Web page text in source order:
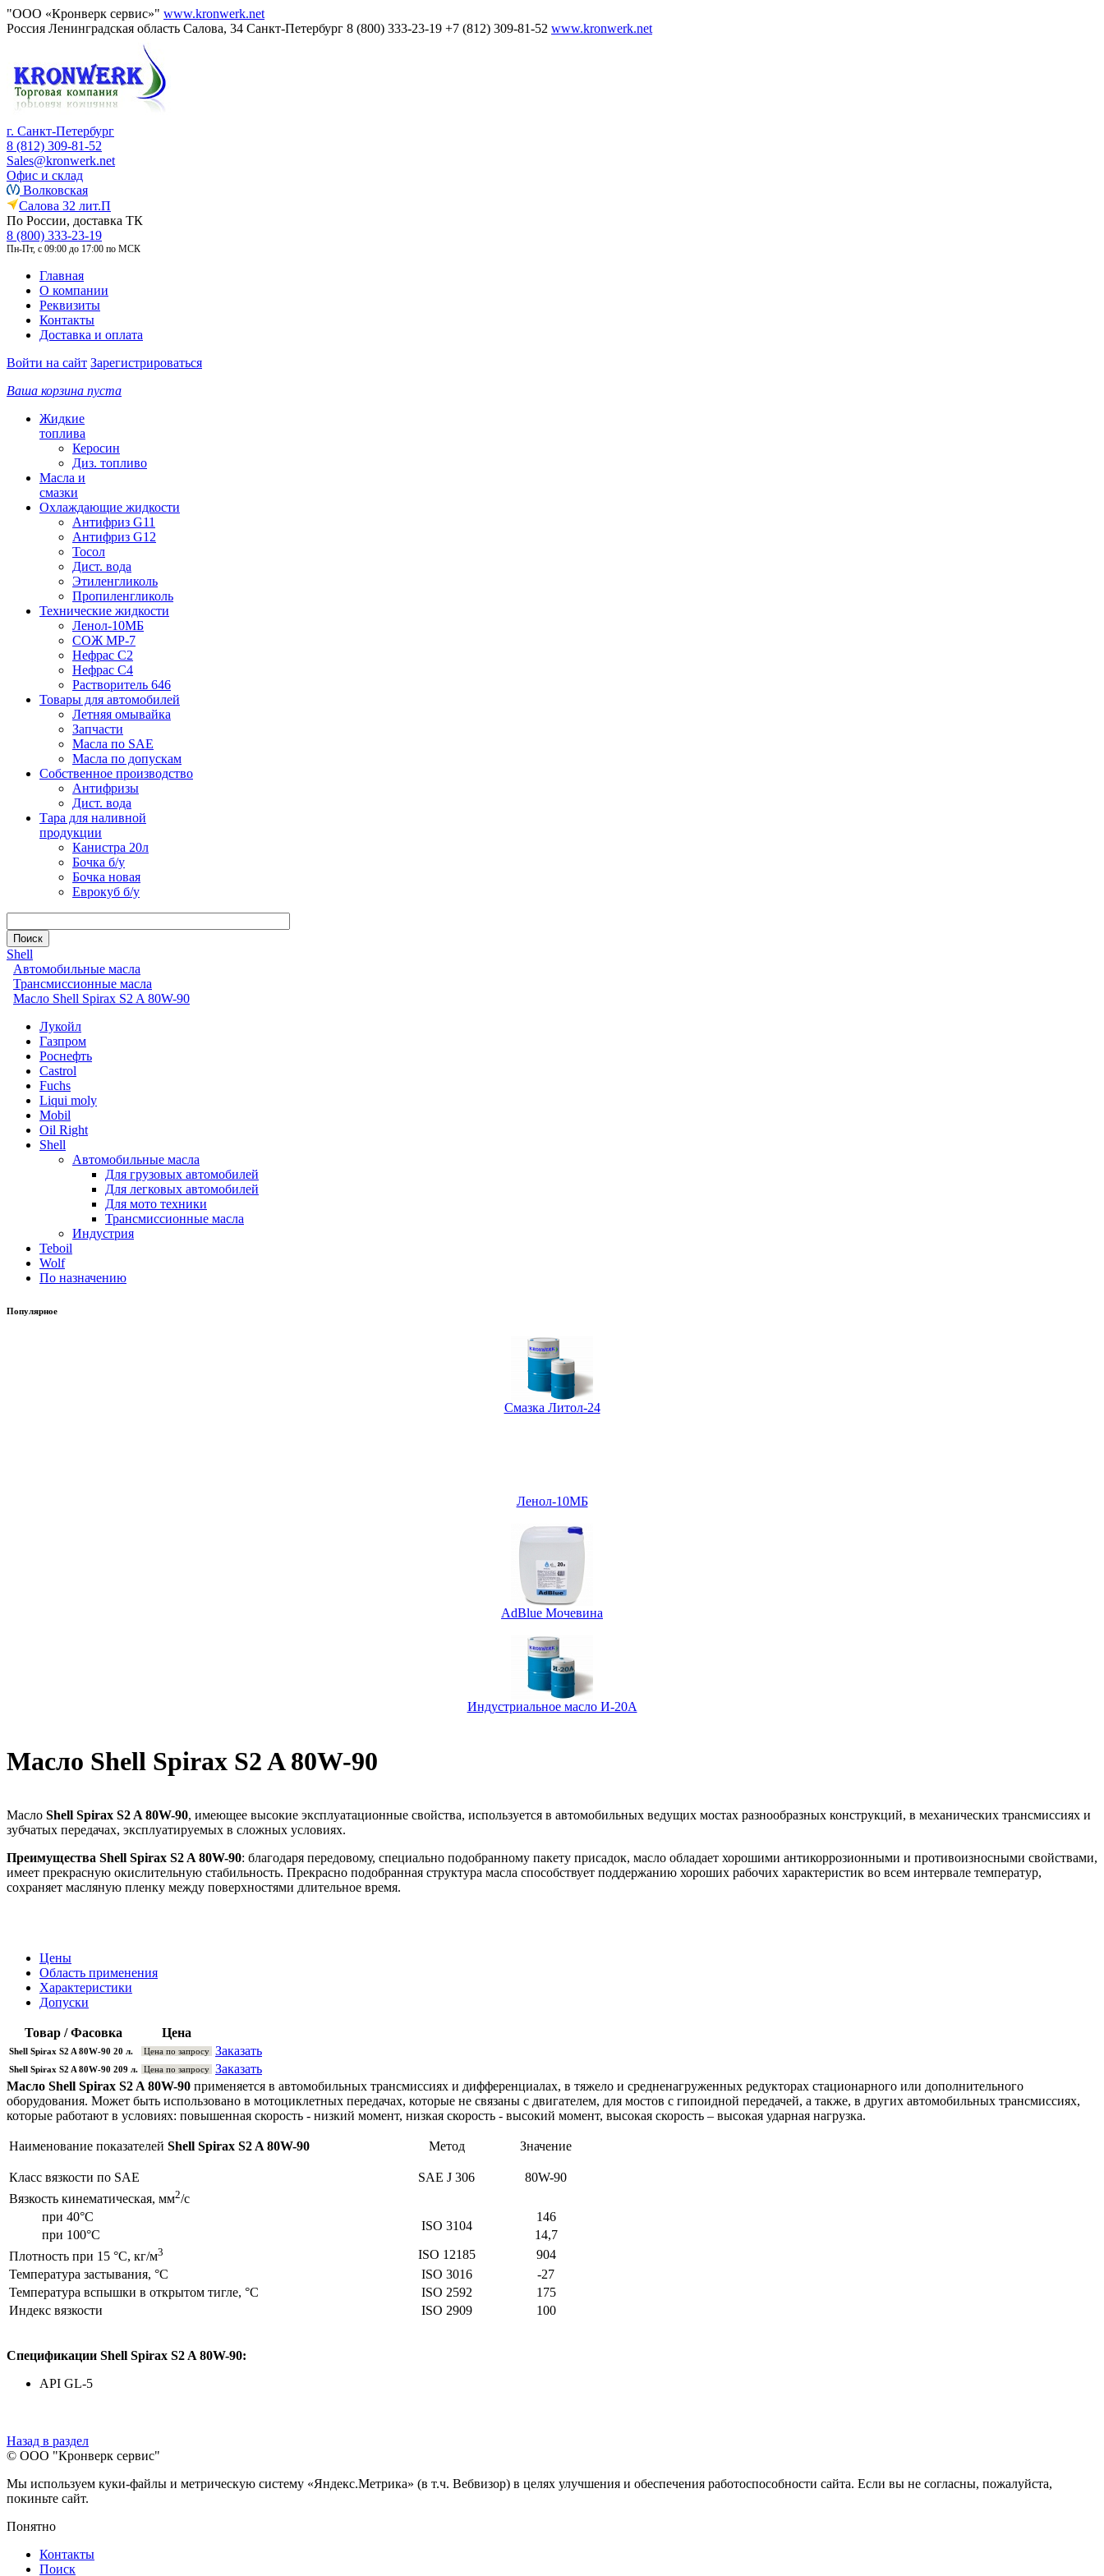
"ООО «Кронверк сервис»" www.kronwerk.net
Россия Ленинградская область Салова, 34 Санкт-Петербург 8 (800) 333-23-19 +7 (812) 309-81-52 www.kronwerk.net
г. Санкт-Петербург
8 (812) 309-81-52
Sales@kronwerk.net
Офис и склад
Волковская
Салова 32 лит.П
По России, доставка ТК
8 (800) 333-23-19
Пн-Пт, с 09:00 до 17:00 по МСК
Главная
О компании
Реквизиты
Контакты
Доставка и оплата
Войти на сайт Зарегистрироваться
Ваша корзина пуста
Жидкие
топлива
Керосин
Диз. топливо
Масла и
смазки
Охлаждающие жидкости
Антифриз G11
Антифриз G12
Тосол
Дист. вода
Этиленгликоль
Пропиленгликоль
Технические жидкости
Ленол-10МБ
СОЖ МР-7
Нефрас С2
Нефрас С4
Растворитель 646
Товары для автомобилей
Летняя омывайка
Запчасти
Масла по SAE
Масла по допускам
Собственное производство
Антифризы
Дист. вода
Тара для наливной
продукции
Канистра 20л
Бочка б/у
Бочка новая
Еврокуб б/у
Shell
Автомобильные масла
Трансмиссионные масла
Масло Shell Spirax S2 A 80W-90
Лукойл
Газпром
Роснефть
Castrol
Fuchs
Liqui moly
Mobil
Oil Right
Shell
Автомобильные масла
Для грузовых автомобилей
Для легковых автомобилей
Для мото техники
Трансмиссионные масла
Индустрия
Teboil
Wolf
По назначению
Популярное
Смазка Литол-24
Ленол-10МБ
AdBlue Мочевина
Индустриальное масло И-20А
Масло Shell Spirax S2 A 80W-90
Масло Shell Spirax S2 A 80W-90, имеющее высокие эксплуатационные свойства, используется в автомобильных ведущих мостах разнообразных конструкций, в механических трансмиссиях и
зубчатых передачах, эксплуатируемых в сложных условиях.
Преимущества Shell Spirax S2 A 80W-90: благодаря передовому, специально подобранному пакету присадок, масло обладает хорошими антикоррозионными и противоизносными свойствами,
имеет прекрасную окислительную стабильность. Прекрасно подобранная структура масла способствует поддержанию хороших рабочих характеристик во всем интервале температур,
сохраняет масляную пленку между поверхностями длительное время.
Цены
Область применения
Характеристики
Допуски
Товар / Фасовка Цена
Shell Spirax S2 A 80W-90 20 л. Цена по запросу Заказать
Shell Spirax S2 A 80W-90 209 л. Цена по запросу Заказать
Масло Shell Spirax S2 A 80W-90 применяется в автомобильных трансмиссиях и дифференциалах, в тяжело и средненагруженных редукторах стационарного или дополнительного
оборудования. Может быть использовано в мотоциклетных передачах, которые не связаны с двигателем, для мостов с гипоидной передачей, а также, в других автомобильных трансмиссиях,
которые работают в условиях: повышенная скорость - низкий момент, низкая скорость - высокий момент, высокая скорость – высокая ударная нагрузка.
Наименование показателей Shell Spirax S2 A 80W-90 Метод Значение
Класс вязкости по SAE SAE J 306
80W-90
Вязкость кинематическая, мм2/с
при 40°C
ISO 3104
146
при 100°C
14,7
Плотность при 15 °С, кг/м3 ISO 12185
904
Температура застывания, °C
ISO 3016
-27
Температура вспышки в открытом тигле, °С
ISO 2592
175
Индекс вязкости
ISO 2909 100
Спецификации Shell Spirax S2 A 80W-90:
API GL-5
Назад в раздел
© ООО "Кронверк сервис"
Мы используем куки-файлы и метрическую систему «Яндекс.Метрика» (в т.ч. Вебвизор) в целях улучшения и обеспечения работоспособности сайта. Если вы не согласны, пожалуйста,
покиньте сайт.
Понятно
Контакты
Поиск